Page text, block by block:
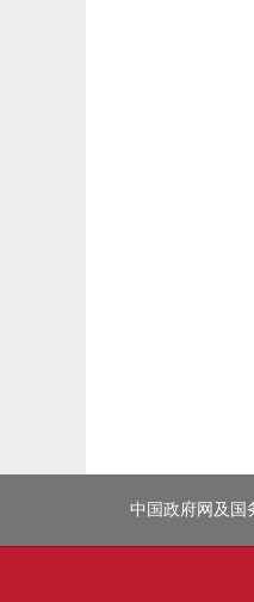
中国政府网及国